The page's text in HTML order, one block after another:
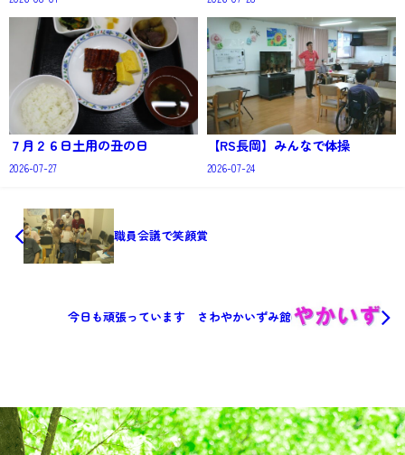
７月２６日土用の丑の日
2026-07-27
【RS長岡】みんなで体操
2026-07-24
職員会議で笑顔賞
今日も頑張っています さわやかいずみ館